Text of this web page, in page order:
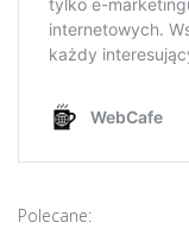
Polecane: